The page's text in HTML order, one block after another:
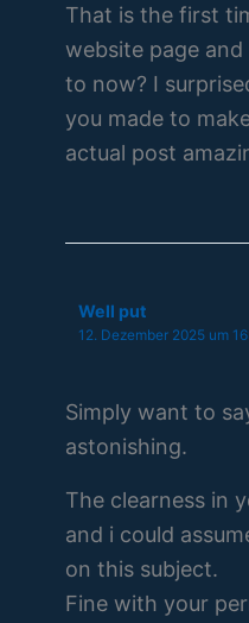
That is the first
website page and
to now? I
you made to
actual post
Well put
12. Dezember 2025 um
Simply want to
astonishing.
The clearness in
and i could
on this subject.
Fine with your